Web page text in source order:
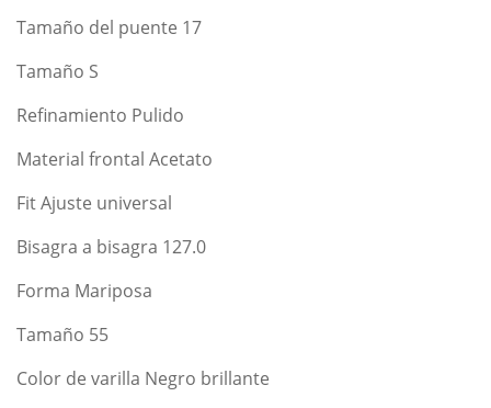
Tamaño del puente 17
Tamaño S
Refinamiento Pulido
Material frontal Acetato
Fit Ajuste universal
Bisagra a bisagra 127.0
Forma Mariposa
Tamaño 55
Color de varilla Negro brillante